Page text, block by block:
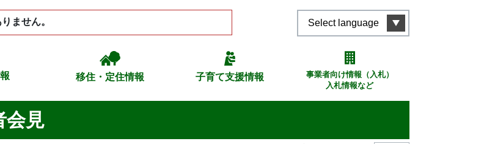
ません。 Select language
移住・定住情報 子育て支援情報
事業者向け情報（入札）
入札情報など
会見